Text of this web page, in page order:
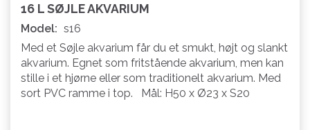
16 L SØJLE AKVARIUM
Model: s16
Med et Søjle akvarium får du et smukt, højt og slankt
akvarium. Egnet som fritstående akvarium, men kan
stille i et hjørne eller som traditionelt akvarium. Med
sort PVC ramme i top. Mål: H50 x Ø23 x S20